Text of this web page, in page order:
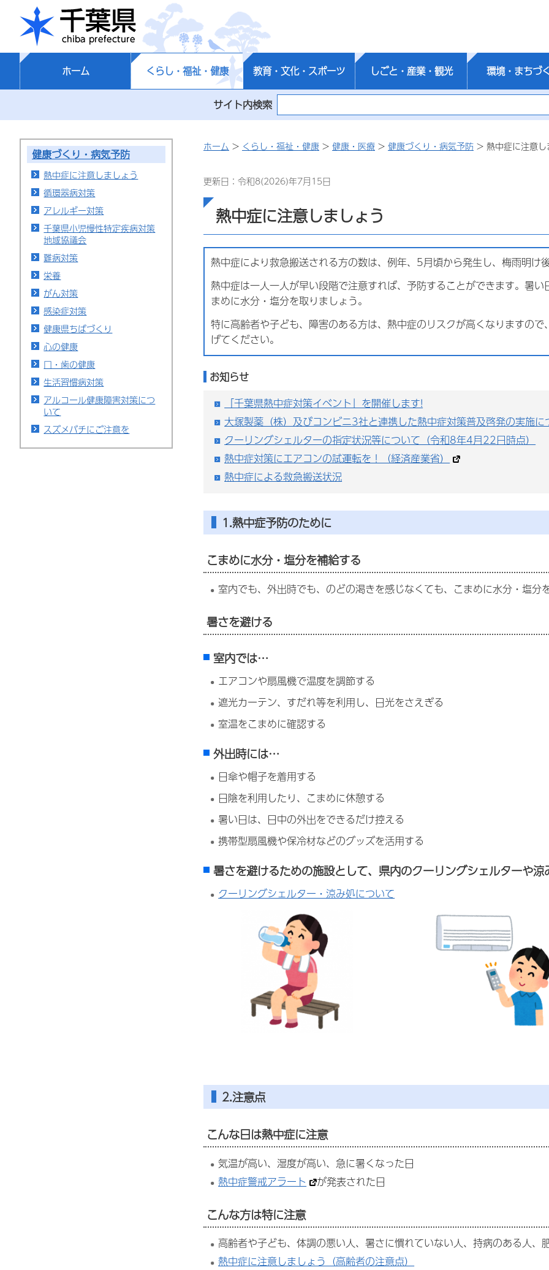
千葉県
ホーム くらし・福祉・健康 教育・文化・スポーツ しごと・産業・観光 環境・まちづ
サイト内検索
健康づくり・病気予防
熱中症に注意しましょう
循環器病対策
アレルギー対策
千葉県小児慢性特定疾病対策
地域協議会
難病対策
栄養
がん対策
感染症対策
健康県ちばづくり
心の健康
口・歯の健康
生活習慣病対策
アルコール健康障害対策につ
いて
スズメバチにご注意を
ホーム > くらし・福祉・健康 > 健康・医療 > 健康づくり・病気予防 > 熱中症に注意し
更新日：令和8(2026)年7月15日
熱中症に注意しましょう
熱中症により救急搬送される方の数は、例年、5月頃から発生し、梅雨明け
熱中症は一人一人が早い段階で注意すれば、予防することができます。暑
まめに水分・塩分を取りましょう。
特に高齢者や子ども、障害のある方は、熱中症のリスクが高くなりますの
げてください。
お知らせ
「千葉県熱中症対策イベント」を開催します!
大塚製薬（株）及びコンビニ3社と連携した熱中症対策普及啓発の実施に
クーリングシェルターの指定状況等について（令和8年4月22日時点）
熱中症対策にエアコンの試運転を！（経済産業省）
熱中症による救急搬送状況
1.熱中症予防のために
こまめに水分・塩分を補給する
室内でも、外出時でも、のどの渇きを感じなくても、こまめに水分・塩分
暑さを避ける
室内では…
エアコンや扇風機で温度を調節する
遮光カーテン、すだれ等を利用し、日光をさえぎる
室温をこまめに確認する
外出時には…
日傘や帽子を着用する
日陰を利用したり、こまめに休憩する
暑い日は、日中の外出をできるだけ控える
携帯型扇風機や保冷材などのグッズを活用する
暑さを避けるための施設として、県内のクーリングシェルターや涼
クーリングシェルター・涼み処について
2.注意点
こんな日は熱中症に注意
気温が高い、湿度が高い、急に暑くなった日
熱中症警戒アラート
が発表された日
こんな方は特に注意
高齢者や子ども、体調の悪い人、暑さに慣れていない人、持病のある人、
熱中症に注意しましょう（高齢者の注意点）